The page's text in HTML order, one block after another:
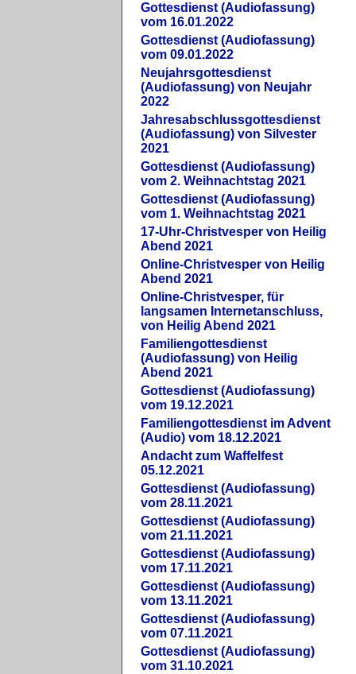
Gottesdienst (Audiofassung)
vom 16.01.2022
Gottesdienst (Audiofassung)
vom 09.01.2022
Neujahrsgottesdienst
(Audiofassung) von Neujahr
2022
Jahresabschlussgottesdienst
(Audiofassung) von Silvester
2021
Gottesdienst (Audiofassung)
vom 2. Weihnachtstag 2021
Gottesdienst (Audiofassung)
vom 1. Weihnachtstag 2021
17-Uhr-Christvesper von Heilig
Abend 2021
Online-Christvesper von Heilig
Abend 2021
Online-Christvesper, für
langsamen Internetanschluss,
von Heilig Abend 2021
Familiengottesdienst
(Audiofassung) von Heilig
Abend 2021
Gottesdienst (Audiofassung)
vom 19.12.2021
Familiengottesdienst im Advent
(Audio) vom 18.12.2021
Andacht zum Waffelfest
05.12.2021
Gottesdienst (Audiofassung)
vom 28.11.2021
Gottesdienst (Audiofassung)
vom 21.11.2021
Gottesdienst (Audiofassung)
vom 17.11.2021
Gottesdienst (Audiofassung)
vom 13.11.2021
Gottesdienst (Audiofassung)
vom 07.11.2021
Gottesdienst (Audiofassung)
vom 31.10.2021